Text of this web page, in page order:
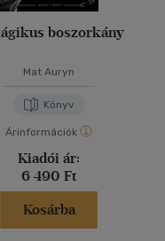
boszorkány
Mat Auryn
Könyv
Árinformációk
Kiadói ár:
6 490 Ft
Kosárba